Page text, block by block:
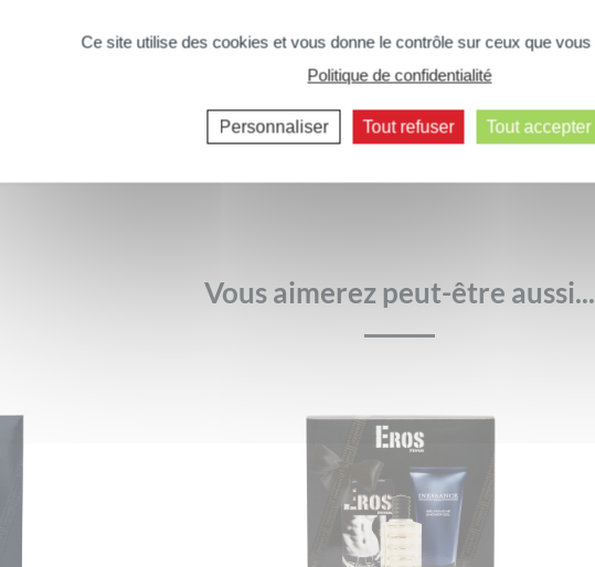
Texture Rapport qualité / prix
DONNER VOTRE AVIS
Commentaires suivants >>
Vous aimerez peut-être aussi...
Ce site utilise des cookies et vous donne le contrôle sur ceux que
Politique de confidentialité
Personnaliser Tout refuser Tout accepter